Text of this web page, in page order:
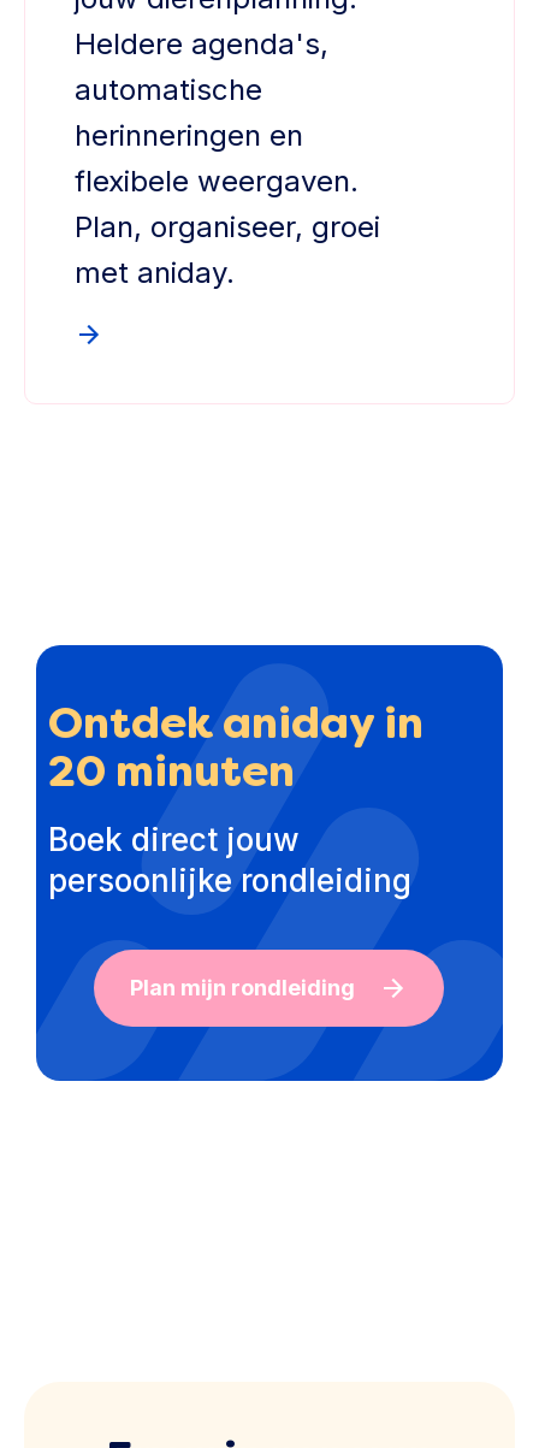
Heldere agenda's,
automatische
herinneringen en
flexibele weergaven.
Plan, organiseer, groei
met aniday.
Ontdek aniday in
20 minuten
Boek direct jouw
persoonlijke rondleiding
Plan mijn rondleiding